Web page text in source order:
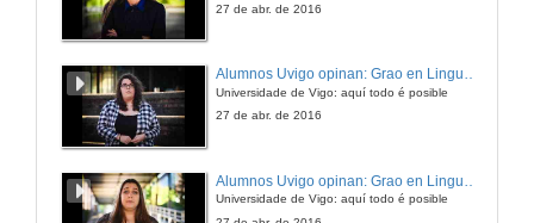
27 de abr. de 2016
Alumnos Uvigo opinan: Grao en Linguas Estranxeiras
Universidade de Vigo: aquí todo é posible
27 de abr. de 2016
Universidade de Vigo: aquí todo é posible